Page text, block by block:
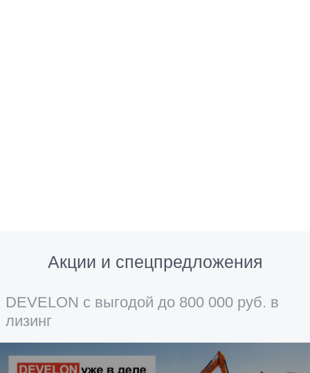
Акции и спецпредложения
DEVELON с выгодой до 800 000 руб. в
лизинг